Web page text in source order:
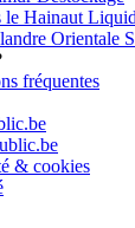
le Hainaut
Orientale
fréquentes
& cookies